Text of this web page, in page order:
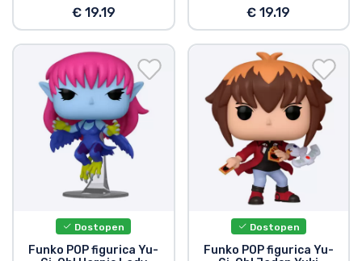
€ 19.19 € 19.19
Dostopen
Funko POP figurica Yu-
Dostopen
Funko POP figurica Yu-